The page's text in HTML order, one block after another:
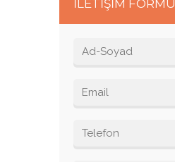
İLETİŞİM FORMU